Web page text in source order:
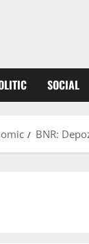
SOCIAL
BNR: